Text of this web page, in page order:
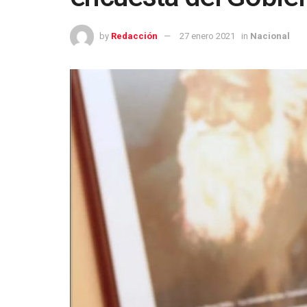
by Redacción 27 enero 2021 in Nacional